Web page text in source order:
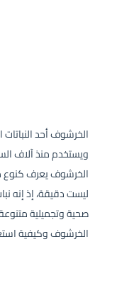
الخرشوف أحد
ويستخدم منذ آلاف
الخرشوف يعرف كنوع
ليست دقيقة، إذ إنه
صحية وتجميلية
الخرشوف وكيفية